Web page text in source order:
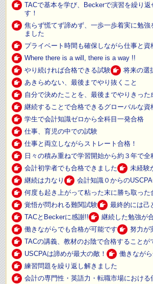
TACで基本を学び、Beckerで演習を繰り返
す！
焦らず慌てず諦めず、一歩一歩着実に勉強
ました
プライベート時間も確保しながら仕事と資
Where there is a will, there is a way !!
やり続ければ合格できる試験
将来の選
あきらめない、最後までやり抜くこと
自分で決めたことを、最後までやりきった
継続することで合格できるグローバルな資
学生で会計知識ゼロから全科目一発合格
仕事、育児の中での試験
仕事と両立しながらストレート合格！
日々の積み重ねで学習開始から約３年で全
会計初学者でも合格できました
未経験
継続は力なり
会計知識０からの
何度も起き上がって粘った末に勝ち取った
覚悟が問われる難関試験
最終的には己
TACとBeckerに感謝!!
継続した勉強が
働きながらでも合格が可能です
努力が
TACの講義、教材のお陰で合格することが
USCPAは諦めが最大の敵！
働きなが
練習問題を繰り返し解きました
会計の専門性・英語力・転職市場における